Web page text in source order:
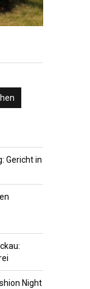
Gericht in
Night